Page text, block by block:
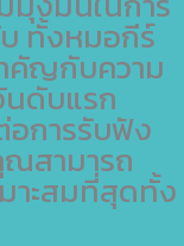
ทั้งหมอกีร์
คัญกับความ
นดับแรก
อการรับฟัง
สามารถ
าะสมที่สุดทั้ง